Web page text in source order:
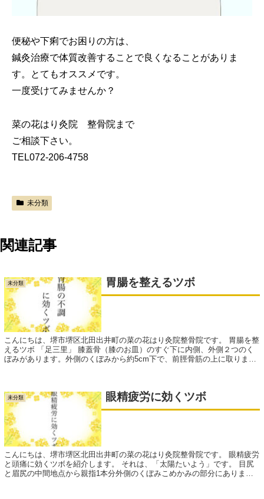
便秘や下痢でお困りの方は、
鍼灸治療で体質改善することで良くなることがありま
す。とてもオススメです。
一度受けてみませんか？
菜の花はり灸院 整骨院まで
ご相談下さい。
TEL072-206-4758
未分類
関連記事
未分類 胃腸を整えるツボ
こんにちは、堺市堺区北田出井町の菜の花はり灸院整骨院です。 胃腸を整
えるツボ 「足三里」 膝蓋骨（膝のお皿）のすぐ下に内側、外側２つのく
ぼみがあります。外側のくぼみから約5cm下で、前脛骨筋の上に取りま
未分類 眼精疲労に効くツボ
こんにちは、堺市堺区北田出井町の菜の花はり灸院整骨院です。 眼精疲労
と頭痛に効くツボを紹介します。 それは、「太陽たいよう」です。 目尻
と眉尻の中間地点から親指1本分外側のくぼみこめかみの部分にありま